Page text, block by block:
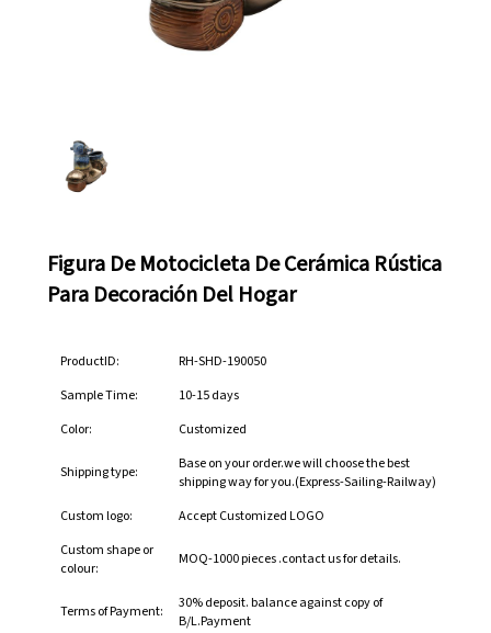
Figura De Motocicleta De Cerámica Rústica
Para Decoración Del Hogar
ProductID:
RH-SHD-190050
Sample Time:
10-15 days
Color:
Customized
Shipping type:
Base on your order.we will choose the best
shipping way for you.(Express-Sailing-Railway)
Custom logo:
Accept Customized LOGO
Custom shape or
colour:
MOQ-1000 pieces .contact us for details.
Terms of Payment:
30% deposit. balance against copy of
B/L.Payment